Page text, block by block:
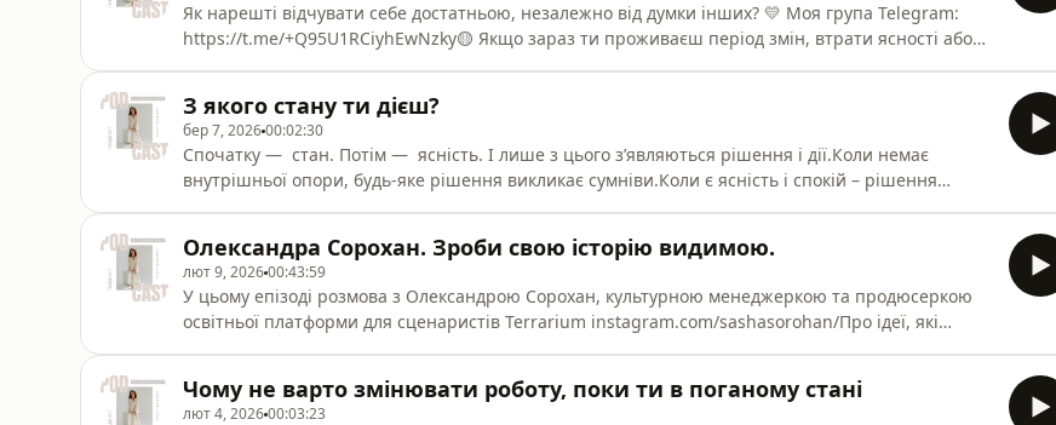
Як нарешті відчувати себе достатньою, незалежно від думки інших? 💛 Моя група Telegram:
⁠⁠https://t.me/+Q95U1RCiyhEwNzky⁠⁠🟡 Якщо зараз ти проживаєш період змін, втрати ясності або
Більше можливостей для тебе на моєму сайті в роз
З якого стану ти дієш?
бер 7, 202600:02:30
Спочатку — стан. Потім — ясність. І лише з цього з’являються рішення і дії.Коли немає
внутрішньої опори, будь-яке рішення викликає сумніви.Коли є ясність і спокій – рішення
ти проживаєш період змін, втрати ясн
Олександра Сорохан. Зроби свою історію видимою.
лют 9, 202600:43:59
У цьому епізоді розмова з Олександрою Сорохан, культурною менеджеркою та продюсеркою
освітньої платформи для сценаристів Terrarium instagram.com/sashasorohan/Про ідеї, які
справи, про внутрішню опору і про те, чому продавати себ
Чому не варто змінювати роботу, поки ти в поганому стані
лют 4, 202600:03:23